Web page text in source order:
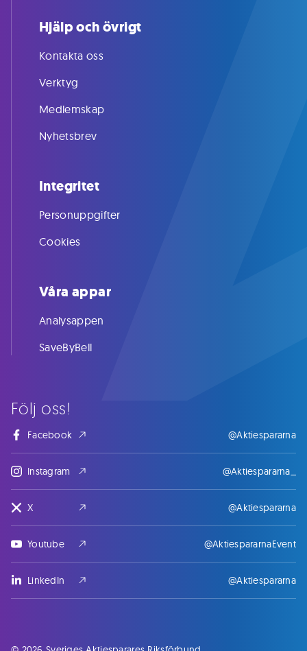
Följ oss!
Facebook @Aktiespararna
Instagram @Aktiespararna_
X @Aktiespararna
Youtube @AktiespararnaEvent
LinkedIn @Aktiespararna
Hjälp och övrigt
Kontakta oss
Verktyg
Medlemskap
Nyhetsbrev
Integritet
Personuppgifter
Cookies
Våra appar
Analysappen
SaveByBell